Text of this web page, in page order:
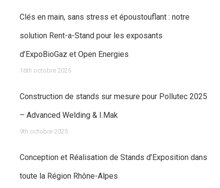
Clés en main, sans stress et époustouflant : notre
solution Rent-a-Stand pour les exposants
d’ExpoBioGaz et Open Energies
16th octobre 2025
Construction de stands sur mesure pour Pollutec 2025
– Advanced Welding & I.Mak
9th octobre 2025
Conception et Réalisation de Stands d’Exposition dans
toute la Région Rhône-Alpes